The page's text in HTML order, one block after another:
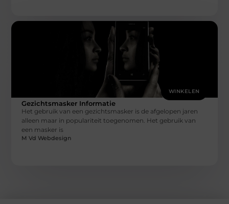
WINKELEN
Gezichtsmasker Informatie
Het gebruik van een gezichtsmasker is de afgelopen jaren
alleen maar in populariteit toegenomen. Het gebruik van
een masker is
M Vd Webdesign